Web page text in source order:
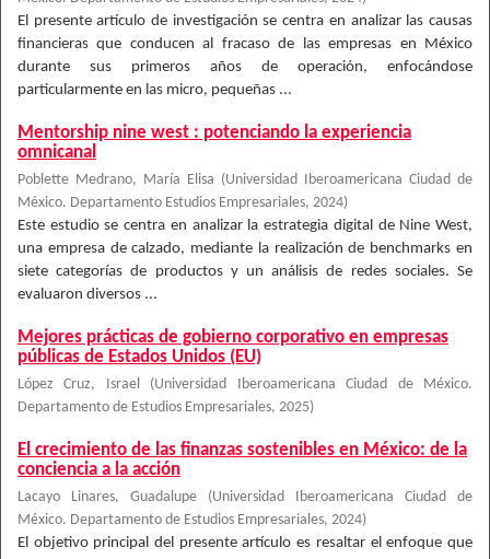
El presente artículo de investigación se centra en analizar las causas
financieras que conducen al fracaso de las empresas en México
durante sus primeros años de operación, enfocándose
particularmente en las micro, pequeñas ...
Mentorship nine west : potenciando la experiencia
omnicanal
Poblette Medrano, María Elisa (Universidad Iberoamericana Ciudad de
México. Departamento Estudios Empresariales, 2024)
Este estudio se centra en analizar la estrategia digital de Nine West,
una empresa de calzado, mediante la realización de benchmarks en
siete categorías de productos y un análisis de redes sociales. Se
evaluaron diversos ...
Mejores prácticas de gobierno corporativo en empresas
públicas de Estados Unidos (EU)
López Cruz, Israel (Universidad Iberoamericana Ciudad de México.
Departamento de Estudios Empresariales, 2025)
El crecimiento de las finanzas sostenibles en México: de la
conciencia a la acción
Lacayo Linares, Guadalupe (Universidad Iberoamericana Ciudad de
México. Departamento de Estudios Empresariales, 2024)
El objetivo principal del presente artículo es resaltar el enfoque que